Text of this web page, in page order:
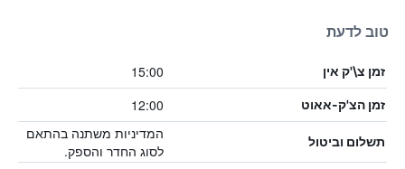
טוב לדעת
זמן צ\'ק אין 15:00
זמן הצ'ק-אאוט 12:00
תשלום וביטול
המדיניות משתנה בהתאם
לסוג החדר והספק.